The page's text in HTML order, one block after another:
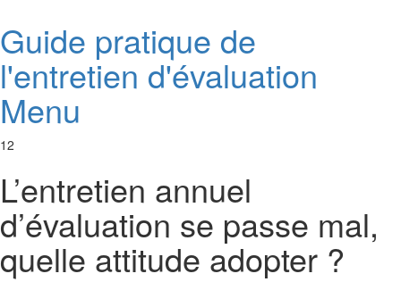
Guide pratique de
l'entretien d'évaluation
Menu
12
L’entretien annuel
d’évaluation se passe mal,
quelle attitude adopter ?